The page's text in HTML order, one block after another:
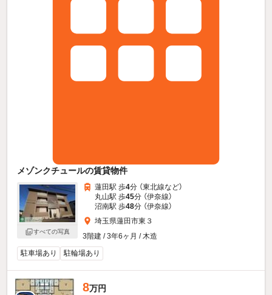
メゾンクチュールの賃貸物件
すべての写真
蓮田駅 歩4分 （東北線など）
丸山駅 歩45分 （伊奈線）
沼南駅 歩48分 （伊奈線）
埼玉県蓮田市東３
3階建 / 3年6ヶ月 / 木造
駐車場あり
駐輪場あり
8万円